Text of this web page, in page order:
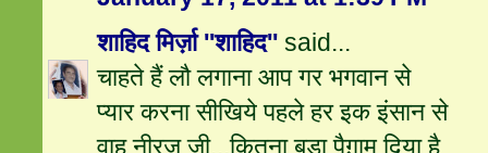
शाहिद मिर्ज़ा ''शाहिद'' said...
चाहते हैं लौ लगाना आप गर भगवान से
प्‍यार करना सीखिये पहले हर इक इंसान से
वाह नीरज जी...कितना बड़ा पैग़ाम दिया है